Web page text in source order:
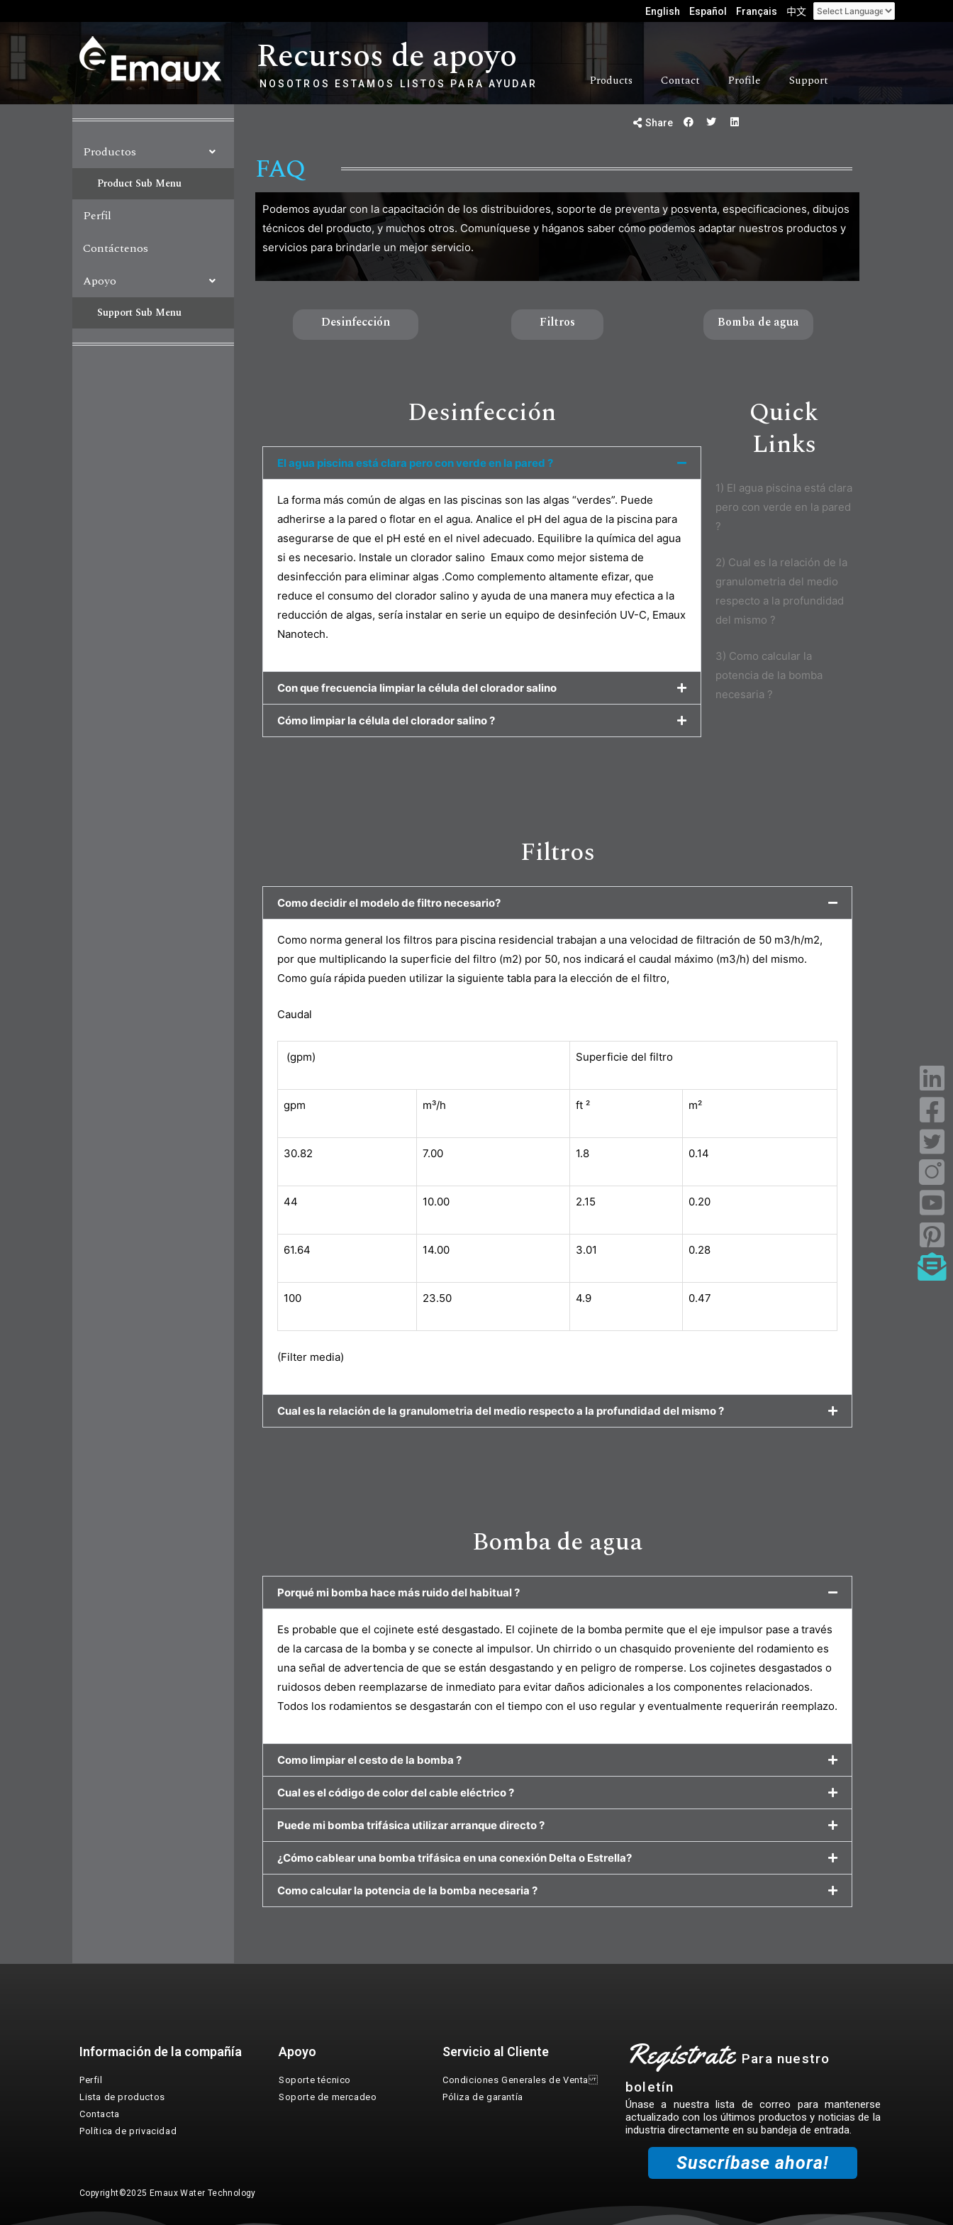
English Español Français 中文
Recursos de apoyo
NOSOTROS ESTAMOS LISTOS PARA AYUDAR Products Contact Profile Support
Productos
Product Sub Menu
Perfil
Contáctenos
Apoyo
Support Sub Menu
Share
FAQ
Podemos ayudar con la capacitación de los distribuidores, soporte de preventa y posventa, especificaciones, dibujos
técnicos del producto, y muchos otros. Comuníquese y háganos saber cómo podemos adaptar nuestros productos y
servicios para brindarle un mejor servicio.
Desinfección Filtros Bomba de agua
Desinfección
El agua piscina está clara pero con verde en la pared ?
La forma más común de algas en las piscinas son las algas “verdes”. Puede
adherirse a la pared o flotar en el agua. Analice el pH del agua de la piscina para
asegurarse de que el pH esté en el nivel adecuado. Equilibre la química del agua
si es necesario. Instale un clorador salino Emaux como mejor sistema de
desinfección para eliminar algas .Como complemento altamente efizar, que
reduce el consumo del clorador salino y ayuda de una manera muy efectica a la
reducción de algas, sería instalar en serie un equipo de desinfeción UV-C, Emaux
Nanotech.
Con que frecuencia limpiar la célula del clorador salino
Cómo limpiar la célula del clorador salino ?
Quick
Links
1) El agua piscina está clara
pero con verde en la pared
?
2) Cual es la relación de la
granulometria del medio
respecto a la profundidad
del mismo ?
3) Como calcular la
potencia de la bomba
necesaria ?
Filtros
Como decidir el modelo de filtro necesario?
Como norma general los filtros para piscina residencial trabajan a una velocidad de filtración de 50 m3/h/m2,
por que multiplicando la superficie del filtro (m2) por 50, nos indicará el caudal máximo (m3/h) del mismo.
Como guía rápida pueden utilizar la siguiente tabla para la elección de el filtro,
Caudal
(gpm) Superficie del filtro
gpm m³/h ft ² m²
30.82 7.00 1.8 0.14
44 10.00 2.15 0.20
61.64 14.00 3.01 0.28
100 23.50 4.9 0.47
(Filter media)
Cual es la relación de la granulometria del medio respecto a la profundidad del mismo ?
Bomba de agua
Porqué mi bomba hace más ruido del habitual ?
Es probable que el cojinete esté desgastado. El cojinete de la bomba permite que el eje impulsor pase a través
de la carcasa de la bomba y se conecte al impulsor. Un chirrido o un chasquido proveniente del rodamiento es
una señal de advertencia de que se están desgastando y en peligro de romperse. Los cojinetes desgastados o
ruidosos deben reemplazarse de inmediato para evitar daños adicionales a los componentes relacionados.
Todos los rodamientos se desgastarán con el tiempo con el uso regular y eventualmente requerirán reemplazo.
Como limpiar el cesto de la bomba ?
Cual es el código de color del cable eléctrico ?
Puede mi bomba trifásica utilizar arranque directo ?
¿Cómo cablear una bomba trifásica en una conexión Delta o Estrella?
Como calcular la potencia de la bomba necesaria ?
Información de la compañía
Perfil
Lista de productos
Contacta
Política de privacidad
Copyright©2025 Emaux Water Technology
Apoyo
Soporte técnico
Soporte de mercadeo
Servicio al Cliente
Condiciones Generales de Venta
Póliza de garantía
Regístrate Para nuestro
boletín
Únase a nuestra lista de correo para mantenerse
actualizado con los últimos productos y noticias de la
industria directamente en su bandeja de entrada.
Suscríbase ahora!
País (Por favor seleccione)